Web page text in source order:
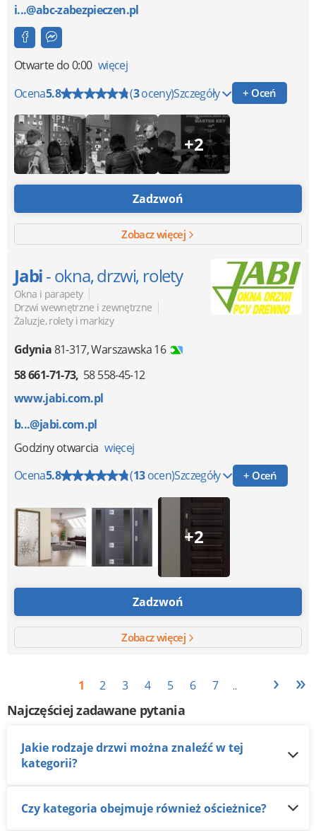
i...@abc-zabezpieczen.pl
Otwartedo 0:00 więcej
Ocena5.8 (3oceny)Szczegóły + Oceń
+2
Zadzwoń
Zobacz więcej
Jabi- okna, drzwi, rolety
Okna i parapety |
Drzwi wewnętrzne i zewnętrzne |
Żaluzje, rolety i markizy
Gdynia81-317,Warszawska 16
58 661-71-73 58 558-45-12
www.jabi.com.pl
b...@jabi.com.pl
Godziny otwarcia więcej
Ocena5.8 (13ocen)Szczegóły + Oceń
+2
Zadzwoń
Zobacz więcej
1 2 3 4 5 6 7 .. › »
Najczęściej zadawane pytania
Jakie rodzaje drzwi można znaleźć w tej
kategorii?
Czy kategoria obejmuje również ościeżnice?